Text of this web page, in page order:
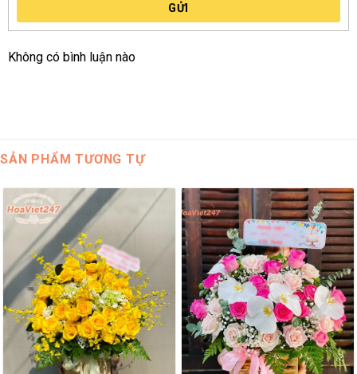
GỬI
Không có bình luận nào
SẢN PHẨM TƯƠNG TỰ